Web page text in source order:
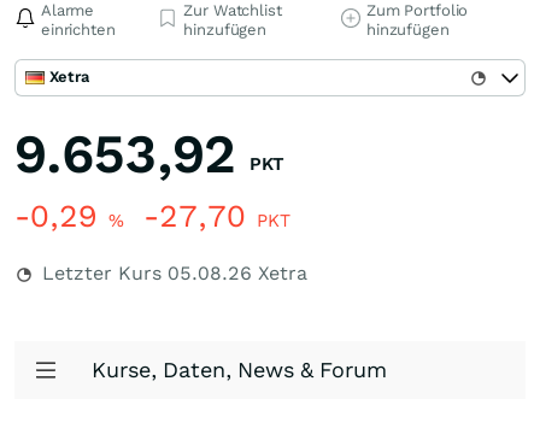
Alarme
einrichten
Zur Watchlist
hinzufügen
Zum Portfolio
hinzufügen
Xetra
9.653,92 PKT
-0,29 % -27,70 PKT
Letzter Kurs 05.08.26 Xetra
Kurse, Daten, News & Forum